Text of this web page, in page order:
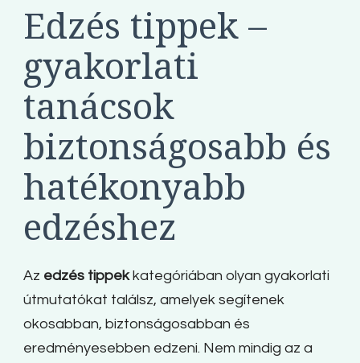
Edzés tippek –
gyakorlati
tanácsok
biztonságosabb és
hatékonyabb
edzéshez
Az edzés tippekkategóriában olyan gyakorlati
útmutatókat találsz, amelyek segítenek
okosabban, biztonságosabban és
eredményesebben edzeni. Nem mindig az a